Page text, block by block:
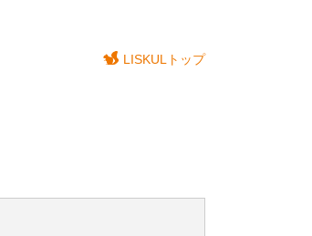
LISKULトップ